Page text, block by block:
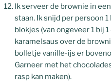
Ik serveer de brownie in
staan. Ik snijd per persoon
blokjes (van ongeveer 1 bij
karamelsaus over de
bolletje vanille-ijs er
Garneer met het
rasp kan maken).